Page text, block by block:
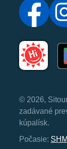
© 2026,
zadávané
kúpalísk.
Počasie: